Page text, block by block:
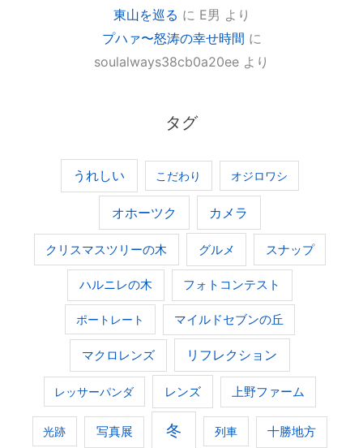
東山を巡る に E男 より
プハァ〜怒涛の幸せ時間 に
soulalways38cb0a20ee より
タグ
うれしい こだわり オジロワシ
オホーツク カメラ
クリスマスツリーの木 グルメ スナップ
ハルニレの木 フォトコンテスト
ポートレート マイルドセブンの丘
マクロレンズ リフレクション
レッサーパンダ レンズ 上野ファーム
光跡 写真展 冬 列車 十勝地方